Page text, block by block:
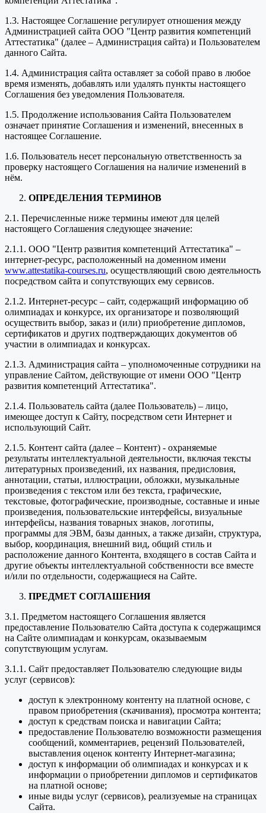
1.3. Настоящее Соглашение регулирует отношения между
Администрацией сайта ООО "Центр развития компетенций
Аттестатика" (далее – Администрация сайта) и Пользователем
данного Сайта.
1.4. Администрация сайта оставляет за собой право в любое
время изменять, добавлять или удалять пункты настоящего
Соглашения без уведомления Пользователя.
1.5. Продолжение использования Сайта Пользователем
означает принятие Соглашения и изменений, внесенных в
настоящее Соглашение.
1.6. Пользователь несет персональную ответственность за
проверку настоящего Соглашения на наличие изменений в
нём.
ОПРЕДЕЛЕНИЯ ТЕРМИНОВ
2.1. Перечисленные ниже термины имеют для целей
настоящего Соглашения следующее значение:
2.1.1. ООО "Центр развития компетенций Аттестатика" –
интернет-ресурс, расположенный на доменном имени
www.attestatika-courses.ru, осуществляющий свою деятельность
посредством сайта и сопутствующих ему сервисов.
2.1.2. Интернет-ресурс – сайт, содержащий информацию об
олимпиадах и конкурсе, их организаторе и позволяющий
осуществить выбор, заказ и (или) приобретение дипломов,
сертификатов и других подтверждающих документов об
участии в олимпиадах и конкурсах.
2.1.3. Администрация сайта – уполномоченные сотрудники на
управление Сайтом, действующие от имени ООО "Центр
развития компетенций Аттестатика".
2.1.4. Пользователь сайта (далее Пользователь) – лицо,
имеющее доступ к Сайту, посредством сети Интернет и
использующий Сайт.
2.1.5. Контент сайта (далее – Контент) - охраняемые
результаты интеллектуальной деятельности, включая тексты
литературных произведений, их названия, предисловия,
аннотации, статьи, иллюстрации, обложки, музыкальные
произведения с текстом или без текста, графические,
текстовые, фотографические, производные, составные и иные
произведения, пользовательские интерфейсы, визуальные
интерфейсы, названия товарных знаков, логотипы,
программы для ЭВМ, базы данных, а также дизайн, структура,
выбор, координация, внешний вид, общий стиль и
расположение данного Контента, входящего в состав Сайта и
другие объекты интеллектуальной собственности все вместе
и/или по отдельности, содержащиеся на Сайте.
ПРЕДМЕТ СОГЛАШЕНИЯ
3.1. Предметом настоящего Соглашения является
предоставление Пользователю Сайта доступа к содержащимся
на Сайте олимпиадам и конкурсам, оказываемым
сопутствующим услугам.
3.1.1. Сайт предоставляет Пользователю следующие виды
услуг (сервисов):
доступ к электронному контенту на платной основе, с
правом приобретения (скачивания), просмотра контента;
доступ к средствам поиска и навигации Сайта;
предоставление Пользователю возможности размещения
сообщений, комментариев, рецензий Пользователей,
выставления оценок контенту Интернет-магазина;
доступ к информации об олимпиадах и конкурсах и к
информации о приобретении дипломов и сертификатов
на платной основе;
иные виды услуг (сервисов), реализуемые на страницах
Сайта.